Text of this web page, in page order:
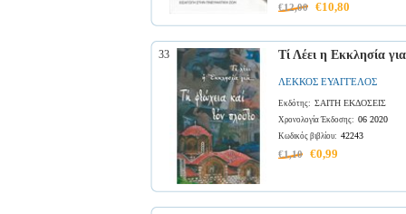
€12,00 €10,80
33 Τί Λέει η Εκκλησία
ΛΕΚΚΟΣ ΕΥΑΓΓΕΛΟΣ
Εκδότης: ΣΑΙΤΗ ΕΚΔΟΣΕΙΣ
Χρονολογία Έκδοσης: 06 2020
Κωδικός βιβλίου: 42243
€1,10 €0,99